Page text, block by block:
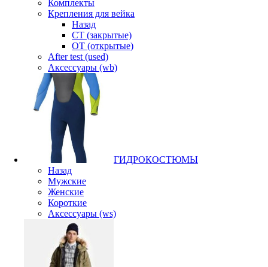
Комплекты
Крепления для вейка
Назад
CT (закрытые)
OT (открытые)
After test (used)
Аксессуары (wb)
ГИДРОКОСТЮМЫ
Назад
Мужские
Женские
Короткие
Аксессуары (ws)